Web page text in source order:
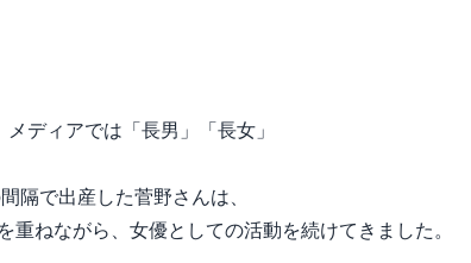
ディアでは「長男」「長女」
隔で出産した菅野さんは、
重ねながら、女優としての活動を続けてきました。